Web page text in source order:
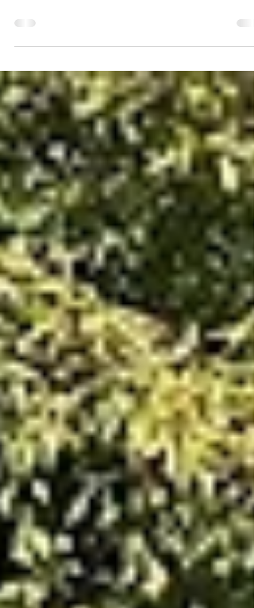
soweit: Der TSV Auetal lädt zum
Sportabzeichentag auf den Sportplatz an der
könnt ihr vorbeikommen, mitmachen und
Deutsche Sportabzeichen ablegen – für
Kinder und Jugendliche von 6 bis 17 Jahren,
aber auch für die ganze Familie. Das
Wichtigste kurz zusammengefasst: Samstag,
1. August 2026, 11–15 Uhr Sportplatz an der
Auetalhalle, Garstedt Für Kinder und
Jugendliche (6–17 Jahre), Eltern,